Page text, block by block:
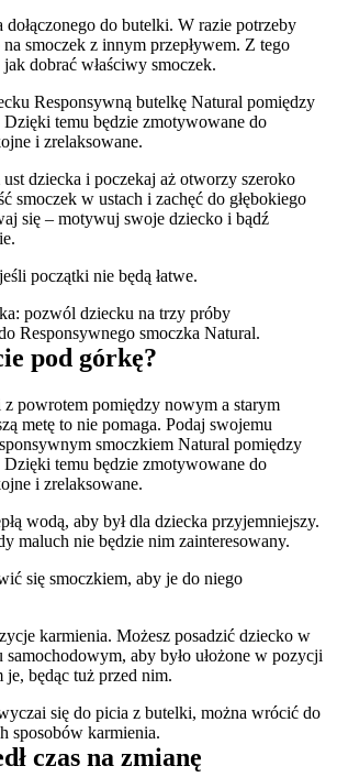
dołączonego do butelki. W razie potrzeby
smoczek z innym przepływem. Z tego
dobrać właściwy smoczek.
Responsywną butelkę Natural pomiędzy
temu będzie zmotywowane do
i zrelaksowane.
dziecka i poczekaj aż otworzy szeroko
smoczek w ustach i zachęć do głębokiego
się – motywuj swoje dziecko i bądź
początki nie będą łatwe.
pozwól dziecku na trzy próby
Responsywnego smoczka Natural.
pod górkę?
powrotem pomiędzy nowym a starym
metę to nie pomaga. Podaj swojemu
smoczkiem Natural pomiędzy
temu będzie zmotywowane do
i zrelaksowane.
wodą, aby był dla dziecka przyjemniejszy.
maluch nie będzie nim zainteresowany.
się smoczkiem, aby je do niego
karmienia. Możesz posadzić dziecko w
samochodowym, aby było ułożone w pozycji
je, będąc tuż przed nim.
się do picia z butelki, można wrócić do
sposobów karmienia.
czas na zmianę